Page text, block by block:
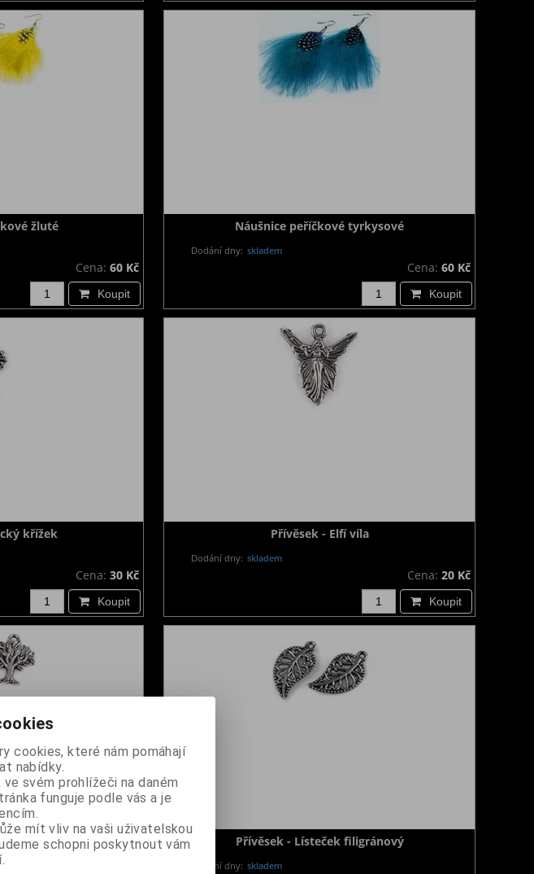
žluté
Cena: 60 Kč
Koupit
Náušnice peříčkové tyrkysové
Dodání dny: skladem
Cena: 60 Kč
Koupit
křížek
Cena: 30 Kč
Koupit
Přívěsek - Elfí víla
Dodání dny: skladem
Cena: 20 Kč
Koupit
Přívěsek - Lísteček filigránový
Dodání dny: skladem
cookies, které nám pomáhají
nabídky.
svém prohlížeči na daném
funguje podle vás a je
mít vliv na vaši uživatelskou
schopni poskytnout vám